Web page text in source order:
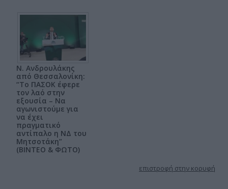
Ν. Ανδρουλάκης
από Θεσσαλονίκη:
“Το ΠΑΣΟΚ έφερε
τον λαό στην
εξουσία – Να
αγωνιστούμε για
να έχει
πραγματικό
αντίπαλο η ΝΔ του
Μητσοτάκη”
(ΒΙΝΤΕΟ & ΦΩΤΟ)
επιστροφή στην κορυφή